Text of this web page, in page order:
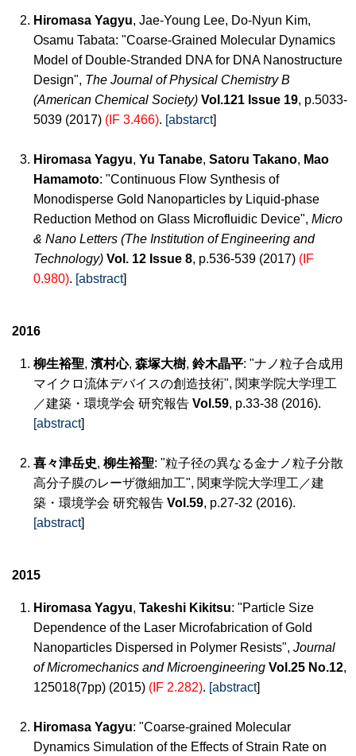
Hiromasa Yagyu, Jae-Young Lee, Do-Nyun Kim,
Osamu Tabata: "Coarse-Grained Molecular Dynamics
Model of Double-Stranded DNA for DNA Nanostructure
Design", The Journal of Physical Chemistry B
(American Chemical Society) Vol.121 Issue 19, p.5033-
5039 (2017) (IF 3.466). [abstarct]
Hiromasa Yagyu, Yu Tanabe, Satoru Takano, Mao
Hamamoto: "Continuous Flow Synthesis of
Monodisperse Gold Nanoparticles by Liquid-phase
Reduction Method on Glass Microfluidic Device", Micro
& Nano Letters (The Institution of Engineering and
Technology) Vol. 12 Issue 8, p.536-539 (2017) (IF
0.980). [abstract]
2016
柳生裕聖, 濱村心, 森塚大樹, 鈴木晶平: "ナノ粒子合成用
マイクロ流体デバイスの創造技術", 関東学院大学理工
／建築・環境学会 研究報告 Vol.59, p.33-38 (2016).
[abstract]
喜々津岳史, 柳生裕聖: "粒子径の異なる金ナノ粒子分散
高分子膜のレーザ微細加工", 関東学院大学理工／建
築・環境学会 研究報告 Vol.59, p.27-32 (2016).
[abstract]
2015
Hiromasa Yagyu, Takeshi Kikitsu: "Particle Size
Dependence of the Laser Microfabrication of Gold
Nanoparticles Dispersed in Polymer Resists", Journal
of Micromechanics and Microengineering Vol.25 No.12,
125018(7pp) (2015) (IF 2.282). [abstract]
Hiromasa Yagyu: "Coarse-grained Molecular
Dynamics Simulation of the Effects of Strain Rate on